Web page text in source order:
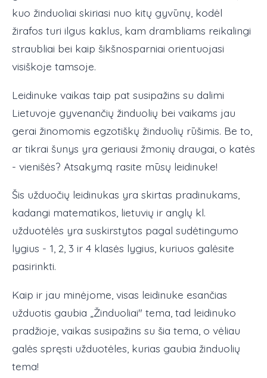
kuo žinduoliai skiriasi nuo kitų gyvūnų, kodėl
žirafos turi ilgus kaklus, kam drambliams reikalingi
straubliai bei kaip šikšnosparniai orientuojasi
visiškoje tamsoje.
Leidinuke vaikas taip pat susipažins su dalimi
Lietuvoje gyvenančių žinduolių bei vaikams jau
gerai žinomomis egzotiškų žinduolių rūšimis. Be to,
ar tikrai šunys yra geriausi žmonių draugai, o katės
- vienišės? Atsakymą rasite mūsų leidinuke!
Šis užduočių leidinukas yra skirtas pradinukams,
kadangi matematikos, lietuvių ir anglų kl.
užduotėlės yra suskirstytos pagal sudėtingumo
lygius - 1, 2, 3 ir 4 klasės lygius, kuriuos galėsite
pasirinkti.
Kaip ir jau minėjome, visas leidinuke esančias
užduotis gaubia „Žinduoliai" tema, tad leidinuko
pradžioje, vaikas susipažins su šia tema, o vėliau
galės spręsti užduotėles, kurias gaubia žinduolių
tema!